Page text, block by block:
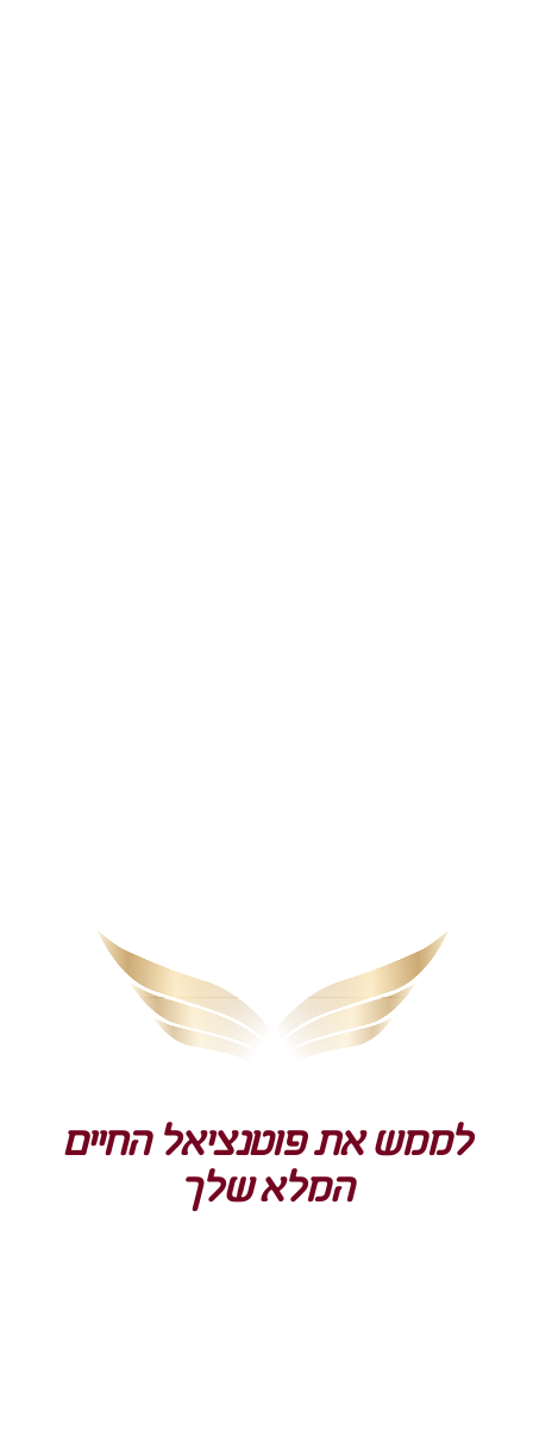
לממש את פוטנציאל החיים
המלא שלך